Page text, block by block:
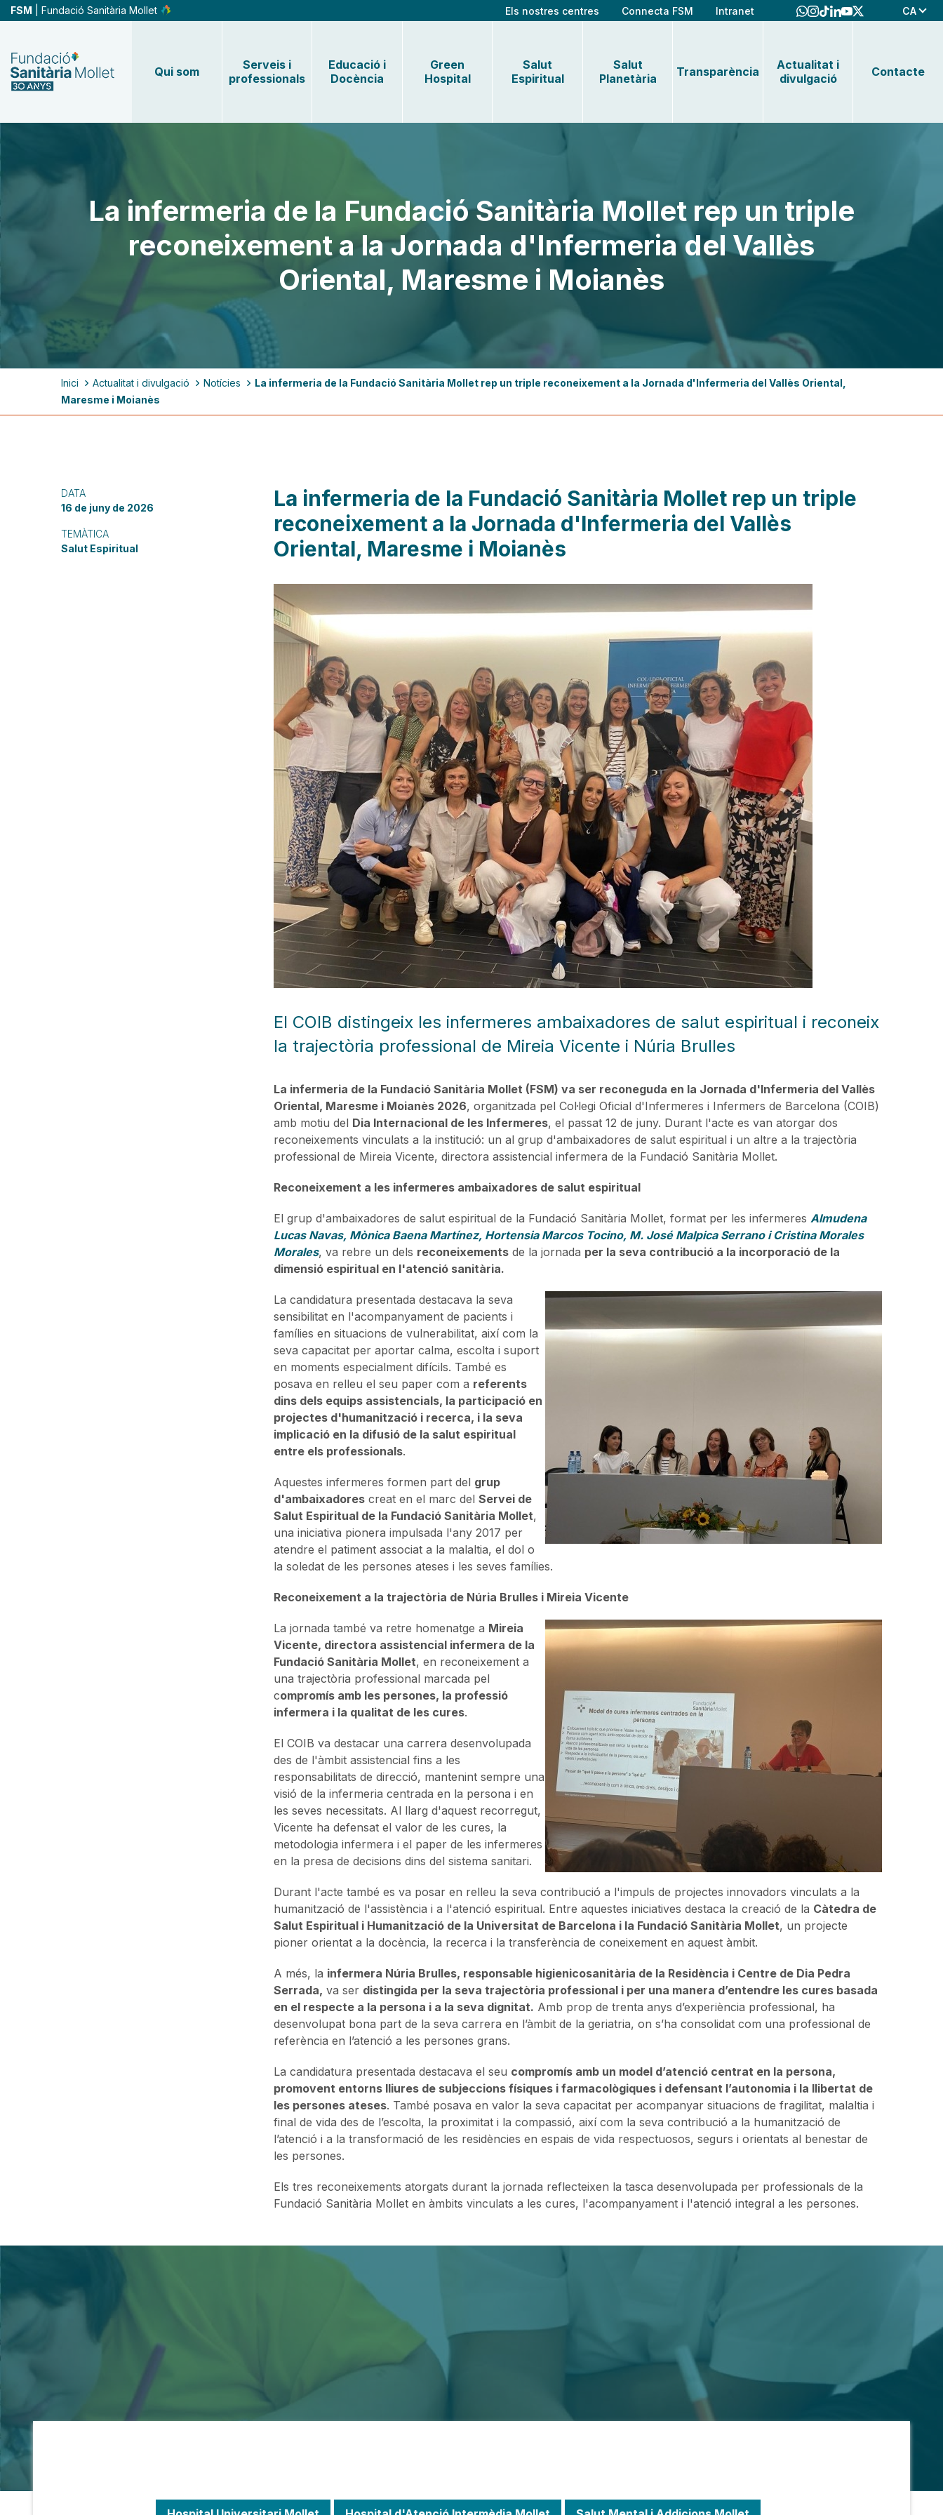
Vés
al
FSM | Fundació Sanitària Mollet Els nostres centres Connecta FSM Intranet CA
Qui som
Serveis i
professionals
Educació i
Docència
Green
Hospital
Salut
Espiritual
Salut
Planetària
Transparència
Actualitat i
divulgació
Contacte
La infermeria de la Fundació Sanitària Mollet rep un triple
reconeixement a la Jornada d'Infermeria del Vallès
Oriental, Maresme i Moianès
d'ariadna
Inici Actualitat i divulgació Notícies
La infermeria de la Fundació Sanitària Mollet rep un triple reconeixement a la Jornada d'Infermeria del Vallès Oriental,
Maresme i Moianès
DATA
16 de juny de 2026
TEMÀTICA
Salut Espiritual
La infermeria de la Fundació Sanitària Mollet rep un triple
reconeixement a la Jornada d'Infermeria del Vallès
Oriental, Maresme i Moianès
El COIB distingeix les infermeres ambaixadores de salut espiritual i reconeix
la trajectòria professional de Mireia Vicente i Núria Brulles
La infermeria de la Fundació Sanitària Mollet (FSM) va ser reconeguda en la Jornada d'Infermeria del Vallès
Oriental, Maresme i Moianès 2026, organitzada pel Col·legi Oficial d'Infermeres i Infermers de Barcelona (COIB)
amb motiu del Dia Internacional de les Infermeres, el passat 12 de juny. Durant l'acte es van atorgar dos
reconeixements vinculats a la institució: un al grup d'ambaixadores de salut espiritual i un altre a la trajectòria
professional de Mireia Vicente, directora assistencial infermera de la Fundació Sanitària Mollet.
Reconeixement a les infermeres ambaixadores de salut espiritual
El grup d'ambaixadores de salut espiritual de la Fundació Sanitària Mollet, format per les infermeres Almudena
Lucas Navas, Mònica Baena Martínez, Hortensia Marcos Tocino, M. José Malpica Serrano i Cristina Morales
Morales, va rebre un dels reconeixementsde la jornada per la seva contribució a la incorporació de la
dimensió espiritual en l'atenció sanitària.
La candidatura presentada destacava la seva
sensibilitat en l'acompanyament de pacients i
famílies en situacions de vulnerabilitat, així com la
seva capacitat per aportar calma, escolta i suport
en moments especialment difícils. També es
posava en relleu el seu paper com a referents
dins dels equips assistencials, la participació en
projectes d'humanització i recerca, i la seva
implicació en la difusió de la salut espiritual
entre els professionals.
Aquestes infermeres formen part del grup
d'ambaixadorescreat en el marc del Servei de
Salut Espiritual de la Fundació Sanitària Mollet,
una iniciativa pionera impulsada l'any 2017 per
atendre el patiment associat a la malaltia, el dol o
la soledat de les persones ateses i les seves famílies.
Reconeixement a la trajectòria de Núria Brulles i Mireia Vicente
La jornada també va retre homenatge a Mireia
Vicente, directora assistencial infermera de la
Fundació Sanitària Mollet, en reconeixement a
una trajectòria professional marcada pel
compromís amb les persones, la professió
infermera i la qualitat de les cures.
El COIB va destacar una carrera desenvolupada
des de l'àmbit assistencial fins a les
responsabilitats de direcció, mantenint sempre una
visió de la infermeria centrada en la persona i en
les seves necessitats. Al llarg d'aquest recorregut,
Vicente ha defensat el valor de les cures, la
metodologia infermera i el paper de les infermeres
en la presa de decisions dins del sistema sanitari.
Durant l'acte també es va posar en relleu la seva contribució a l'impuls de projectes innovadors vinculats a la
humanització de l'assistència i a l'atenció espiritual. Entre aquestes iniciatives destaca la creació de la Càtedra de
Salut Espiritual i Humanització de la Universitat de Barcelona i la Fundació Sanitària Mollet, un projecte
pioner orientat a la docència, la recerca i la transferència de coneixement en aquest àmbit.
A més, la infermera Núria Brulles, responsable higienicosanitària de la Residència i Centre de Dia Pedra
Serrada, va ser distingida per la seva trajectòria professional i per una manera d’entendre les cures basada
en el respecte a la persona i a la seva dignitat. Amb prop de trenta anys d’experiència professional, ha
desenvolupat bona part de la seva carrera en l’àmbit de la geriatria, on s’ha consolidat com una professional de
referència en l’atenció a les persones grans.
La candidatura presentada destacava el seu compromís amb un model d’atenció centrat en la persona,
promovent entorns lliures de subjeccions físiques i farmacològiques i defensant l’autonomia i la llibertat de
les persones ateses. També posava en valor la seva capacitat per acompanyar situacions de fragilitat, malaltia i
final de vida des de l’escolta, la proximitat i la compassió, així com la seva contribució a la humanització de
l’atenció i a la transformació de les residències en espais de vida respectuosos, segurs i orientats al benestar de
les persones.
Els tres reconeixements atorgats durant la jornada reflecteixen la tasca desenvolupada per professionals de la
Fundació Sanitària Mollet en àmbits vinculats a les cures, l'acompanyament i l'atenció integral a les persones.